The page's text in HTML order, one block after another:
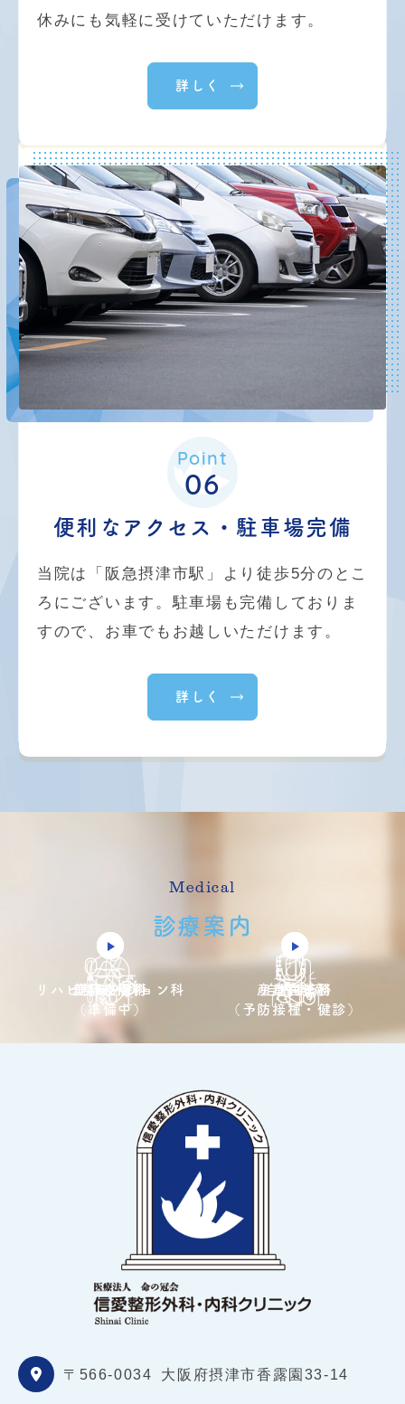
分院「信愛整形外科・内科クリニック」を開
当法人は、これからも地域の皆さまに信頼さ
れ、愛されるクリニックとなることを目指し
てまいります。
何卒ご指導ご厚情を賜りますようお願い申し
上げます。
休みにも気軽に受けていただけます。
詳しく
Point
06
便利なアクセス・駐車場完備
当院は「阪急摂津市駅」より徒歩5分のとこ
ろにございます。駐車場も完備しておりま
すので、お車でもお越しいただけます。
詳しく
Medical
診療案内
整形外科 リウマチ科
リハビリテーション科
内科
（予防接種・健診）
日帰り手術 自費点滴
美容皮膚科
（準備中）
産業医業務
〒566-0034 大阪府摂津市香露園33-14